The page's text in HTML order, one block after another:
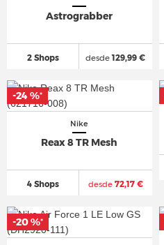
Astrograbber
2 Shops desde129,99 €
Nike
Reax 8 TR Mesh
4 Shops desde72,17 €
-24 %*
-20 %*